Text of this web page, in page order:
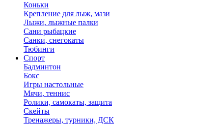
Коньки
Крепление для лыж, мази
Лыжи, лыжные палки
Сани рыбацкие
Санки, снегокаты
Тюбинги
Спорт
Бадминтон
Бокс
Игры настольные
Мячи, теннис
Ролики, самокаты, защита
Скейты
Тренажеры, турники, ДСК